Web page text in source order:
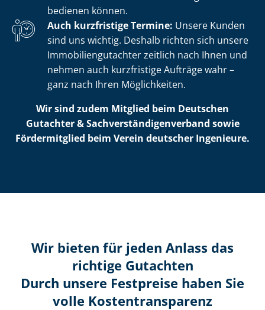
bedienen können.
Auch kurzfristige Termine: Unsere Kunden
sind uns wichtig. Deshalb richten sich unsere
Im­mo­bi­li­en­gut­ach­ter zeitlich nach Ihnen und
nehmen auch kurzfristige Aufträge wahr –
ganz nach Ihren Möglichkeiten.
Wir sind zudem Mitglied beim Deutschen
Gutachter & Sach­ver­stän­di­gen­ver­band sowie
Fördermitglied beim Verein deutscher Ingenieure.
Wir bieten für jeden Anlass das
richtige Gutachten
Durch unsere Festpreise haben Sie
volle Kosten­transparenz